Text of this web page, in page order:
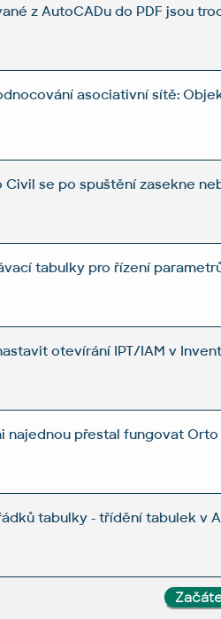
z AutoCADu do PDF jsou
asociativní sítě:
Civil se po spuštění zasekne
tabulky pro řízení
otevírání IPT/IAM v
najednou přestal fungovat
tabulky - třídění tabulek v